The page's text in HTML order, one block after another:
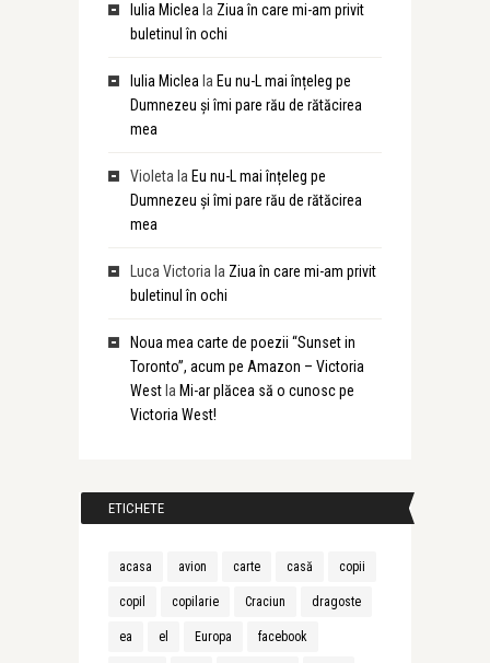
Iulia Miclea la Ziua în care mi-am privit
buletinul în ochi
Iulia Miclea la Eu nu-L mai înțeleg pe
Dumnezeu și îmi pare rău de rătăcirea
mea
Violeta la Eu nu-L mai înțeleg pe
Dumnezeu și îmi pare rău de rătăcirea
mea
Luca Victoria la Ziua în care mi-am privit
buletinul în ochi
Noua mea carte de poezii “Sunset in
Toronto”, acum pe Amazon – Victoria
Westla Mi-ar plăcea să o cunosc pe
Victoria West!
ETICHETE
acasa avion carte casă copii
copil copilarie Craciun dragoste
ea el Europa facebook